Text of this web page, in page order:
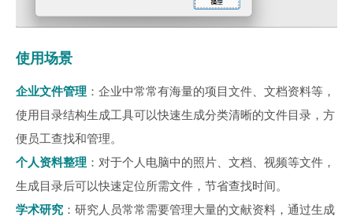
使用场景
企业文件管理 ：企业中常常有海量的项目文件、文档资料等，
使用目录结构生成工具可以快速生成分类清晰的文件目录，方
便员工查找和管理。
个人资料整理 ：对于个人电脑中的照片、文档、视频等文件，
生成目录后可以快速定位所需文件，节省查找时间。
学术研究 ：研究人员常常需要管理大量的文献资料，通过生成